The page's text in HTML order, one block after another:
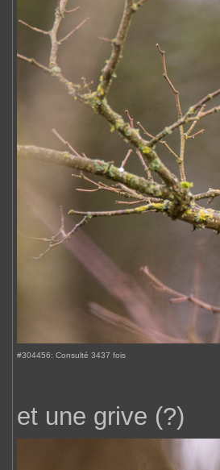
#304456: Consulté 3437 fois
et une grive (?)